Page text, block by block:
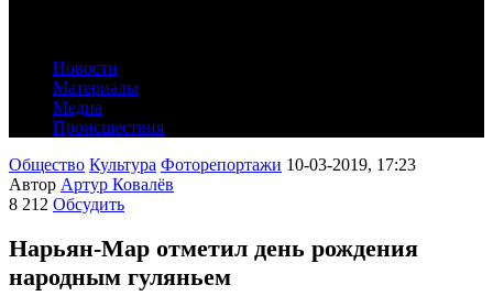
Новости
Материалы
Медиа
Происшествия
Общество Культура Фоторепортажи 10-03-2019, 17:23
Автор Артур Ковалёв
8 212 Обсудить
Нарьян-Мар отметил день рождения
народным гуляньем